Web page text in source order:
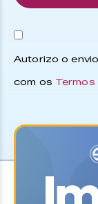
Autorizo o
com os Termos